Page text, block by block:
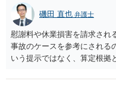
磯田 直也 弁護士
慰謝料や休業損害を請求され
事故のケースを参考にされる
いう提示ではなく、算定根拠
面、針刺し事故については医